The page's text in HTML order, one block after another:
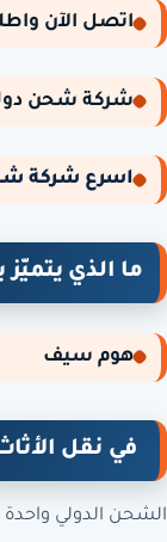
اتصل الآن
شركة شحن
اسرع شركة
ما الذي
هوم سيف
في نقل
الشحن الدولي واحدة